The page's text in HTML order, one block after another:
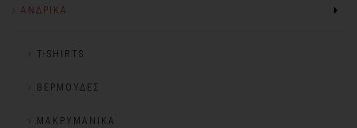
ΑΝΔΡΙΚΆ
T-SHIRTS
ΒΕΡΜΟΎΔΕΣ
ΜΑΚΡΥΜΆΝΙΚΑ